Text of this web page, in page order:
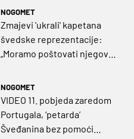
NOGOMET
Zmajevi 'ukrali' kapetana
švedske reprezentacije:
„Moramo poštovati njegovu
NOGOMET
VIDEO 11. pobjeda zaredom
Portugala, ‘petarda’
Šveđanina bez pomoći